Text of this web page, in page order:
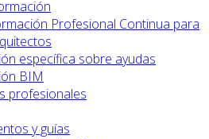
Profesional Continua para
específica sobre ayudas
BIM
profesionales
y guías